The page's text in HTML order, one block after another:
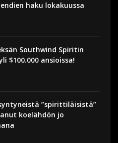
haku lokakuussa
Southwind Spiritin
$100.000 ansioissa!
”spirittiläisistä”
koelähdön jo